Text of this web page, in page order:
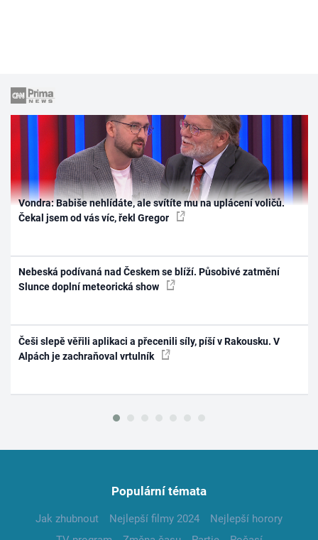
Vondra: Babiše nehlídáte, ale svítíte mu na uplácení voličů.
Čekal jsem od vás víc, řekl Gregor
Nebeská podívaná nad Českem se blíží. Působivé zatmění
Slunce doplní meteorická show
Češi slepě věřili aplikaci a přecenili síly, píší v Rakousku. V
Alpách je zachraňoval vrtulník
Populární témata
Jak zhubnout Nejlepší filmy 2024
Nejlepší horory